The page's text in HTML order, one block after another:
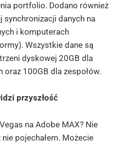
portfolio. Dodano również
danych na
i komputerach
Wszystkie dane są
dyskowej 20GB dla
100GB dla zespołów.
przyszłość
na Adobe MAX? Nie
pojechałem. Możecie